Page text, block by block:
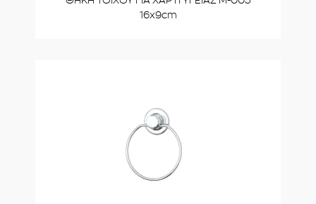
16x9cm